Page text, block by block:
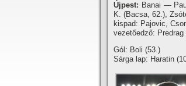
Újpest: Banai —
K. (Bacsa, 62.),
kispad: Pajovic,
vezetőedző: Predrag
Gól: Boli (53.)
Sárga lap: Haratin